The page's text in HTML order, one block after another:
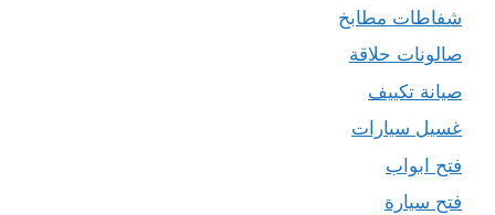
شفاطات مطابخ
صالونات حلاقة
صيانة تكييف
غسيل سيارات
فتح ابواب
فتح سيارة